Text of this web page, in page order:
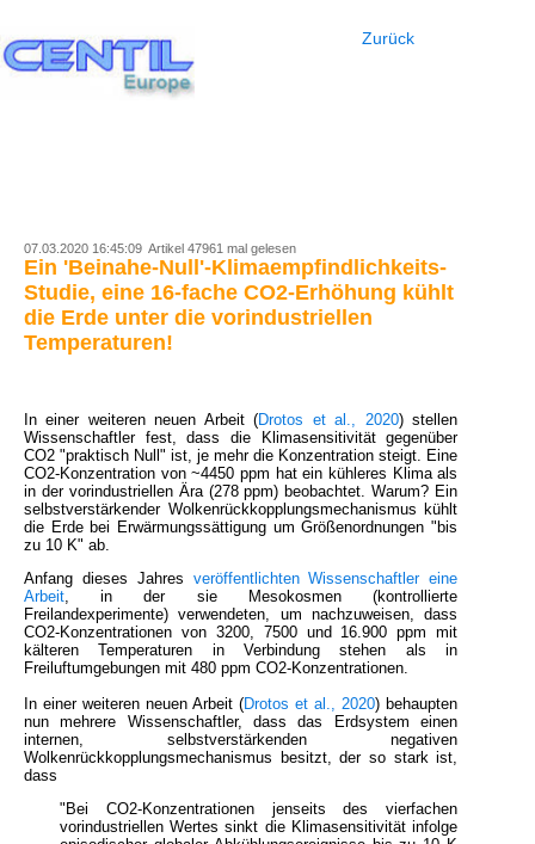
Zurück
07.03.2020 16:45:09 Artikel 47961 mal gelesen
Ein 'Beinahe-Null'-Klimaempfindlichkeits-
Studie, eine 16-fache CO2-Erhöhung kühlt
die Erde unter die vorindustriellen
Temperaturen!
In einer weiteren neuen Arbeit (Drotos et al., 2020) stellen
Wissenschaftler fest, dass die Klimasensitivität gegenüber
CO2 "praktisch Null" ist, je mehr die Konzentration steigt. Eine
CO2-Konzentration von ~4450 ppm hat ein kühleres Klima als
in der vorindustriellen Ära (278 ppm) beobachtet. Warum? Ein
selbstverstärkender Wolkenrückkopplungsmechanismus kühlt
die Erde bei Erwärmungssättigung um Größenordnungen "bis
zu 10 K" ab.
Anfang dieses Jahres veröffentlichten Wissenschaftler eine
Arbeit, in der sie Mesokosmen (kontrollierte
Freilandexperimente) verwendeten, um nachzuweisen, dass
CO2-Konzentrationen von 3200, 7500 und 16.900 ppm mit
kälteren Temperaturen in Verbindung stehen als in
Freiluftumgebungen mit 480 ppm CO2-Konzentrationen.
In einer weiteren neuen Arbeit (Drotos et al., 2020) behaupten
nun mehrere Wissenschaftler, dass das Erdsystem einen
internen, selbstverstärkenden negativen
Wolkenrückkopplungsmechanismus besitzt, der so stark ist,
dass
"Bei CO2-Konzentrationen jenseits des vierfachen
vorindustriellen Wertes sinkt die Klimasensitivität infolge